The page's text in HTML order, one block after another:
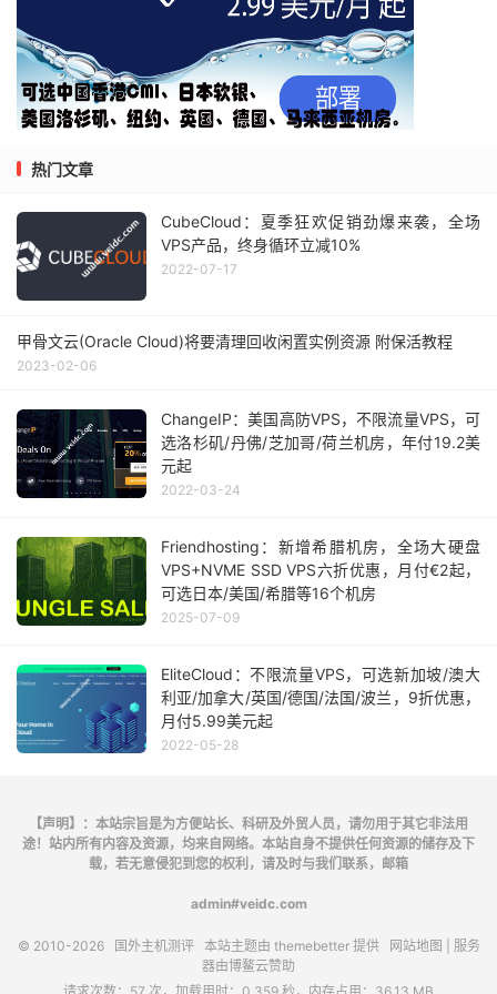
热门文章
CubeCloud：夏季狂欢促销劲爆来袭，全场
VPS产品，终身循环立减10%
2022-07-17
甲骨文云(Oracle Cloud)将要清理回收闲置实例资源 附保活教程
2023-02-06
ChangeIP：美国高防VPS，不限流量VPS，可
选洛杉矶/丹佛/芝加哥/荷兰机房，年付19.2美
元起
2022-03-24
Friendhosting：新增希腊机房，全场大硬盘
VPS+NVME SSD VPS六折优惠，月付€2起，
可选日本/美国/希腊等16个机房
2025-07-09
EliteCloud：不限流量VPS，可选新加坡/澳大
利亚/加拿大/英国/德国/法国/波兰，9折优惠，
月付5.99美元起
2022-05-28
【声明】：本站宗旨是为方便站长、科研及外贸人员，请勿用于其它非法用
途！站内所有内容及资源，均来自网络。本站自身不提供任何资源的储存及下
载，若无意侵犯到您的权利，请及时与我们联系，邮箱
admin#veidc.com
© 2010-2026 国外主机测评本站主题由 themebetter提供 网站地图 | 服务
器由博鳌云赞助